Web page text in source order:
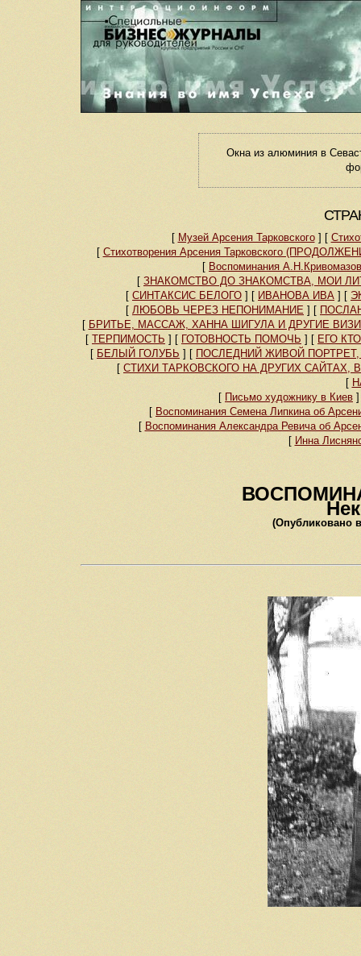
Окна из алюминия в
[ Музей Арсения Тарковского] [
[ Стихотворения Арсения Тарковского
[ Воспоминания
[ ЗНАКОМСТВО ДО ЗНАКОМСТВА, МОИ
[ СИНТАКСИС БЕЛОГО ] [ ИВАНОВА ИВА ] [
[ ЛЮБОВЬ ЧЕРЕЗ НЕПОНИМАНИЕ ] [
[ БРИТЬЕ, МАССАЖ, ХАННА ШИГУЛА И ДРУГИЕ
[ ТЕРПИМОСТЬ ] [ ГОТОВНОСТЬ ПОМОЧЬ ] [ ЕГО
[ БЕЛЫЙ ГОЛУБЬ ] [ ПОСЛЕДНИЙ ЖИВОЙ
[ СТИХИ ТАРКОВСКОГО НА ДРУГИХ
[
[ Письмо художнику в Киев ]
[ Воспоминания Семена Липкина об
[ Воспоминания Александра Ревича об
[ Инна
(Опубликовано